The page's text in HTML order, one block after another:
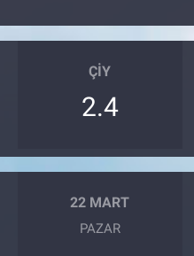
ÇIY
2.4
22 MART
PAZAR